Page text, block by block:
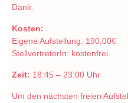
Dank.
Kosten:
Eigene Aufstellung: 190,00€
StellvertreterIn: kostenfrei.
Zeit: 18:45 – 23:00 Uhr
Um den nächsten freien